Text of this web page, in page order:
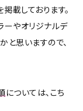
掲載しております。
ーやオリジナルデ
と思いますので、
については、こち